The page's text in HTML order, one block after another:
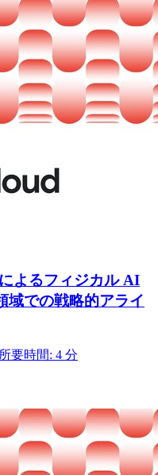
よるフィジカル AI
域での戦略的アライ
要時間: 4 分